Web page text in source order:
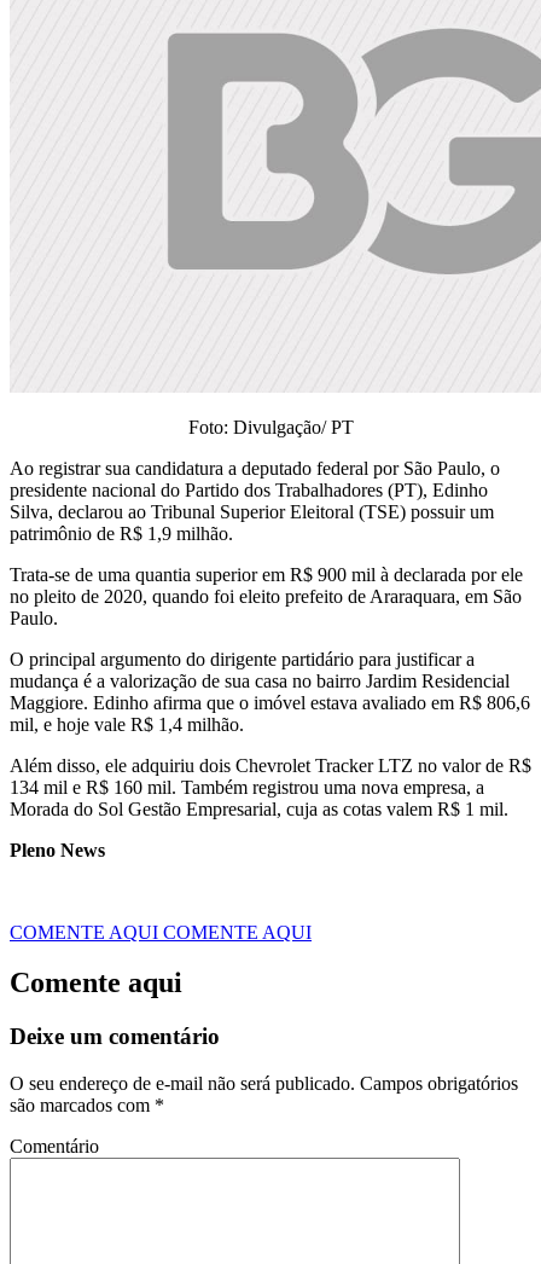
Foto: Divulgação/ PT
Ao registrar sua candidatura a deputado federal por São Paulo, o
presidente nacional do Partido dos Trabalhadores (PT), Edinho
Silva, declarou ao Tribunal Superior Eleitoral (TSE) possuir um
patrimônio de R$ 1,9 milhão.
Trata-se de uma quantia superior em R$ 900 mil à declarada por ele
no pleito de 2020, quando foi eleito prefeito de Araraquara, em São
Paulo.
O principal argumento do dirigente partidário para justificar a
mudança é a valorização de sua casa no bairro Jardim Residencial
Maggiore. Edinho afirma que o imóvel estava avaliado em R$ 806,6
mil, e hoje vale R$ 1,4 milhão.
Além disso, ele adquiriu dois Chevrolet Tracker LTZ no valor de R$
134 mil e R$ 160 mil. Também registrou uma nova empresa, a
Morada do Sol Gestão Empresarial, cuja as cotas valem R$ 1 mil.
Pleno News
COMENTE AQUI COMENTE AQUI
Comente aqui
Deixe um comentário
O seu endereço de e-mail não será publicado. Campos obrigatórios
são marcados com *
Comentário